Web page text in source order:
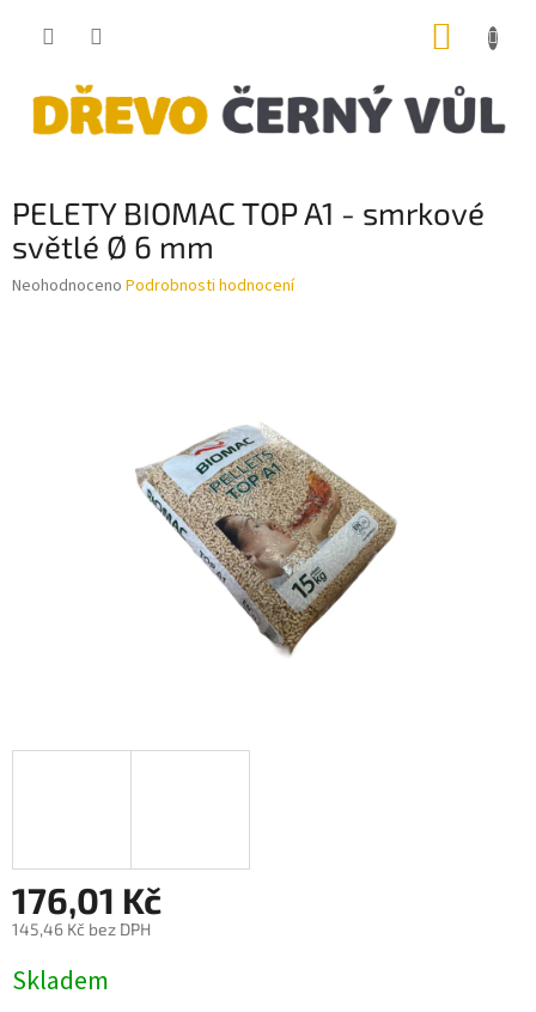
PELETY BIOMAC TOP A1 - smrkové
světlé Ø 6 mm
Průměrné
Neohodnoceno Podrobnosti hodnocení
176,01 Kč
145,46 Kč bez DPH
cena:
Skladem